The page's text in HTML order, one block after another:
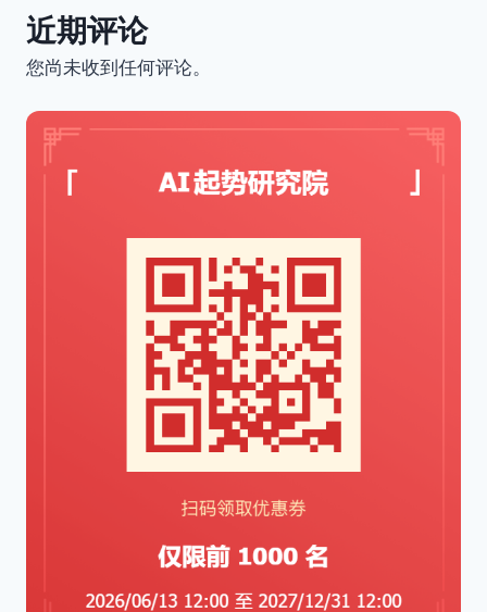
近期评论
您尚未收到任何评论。